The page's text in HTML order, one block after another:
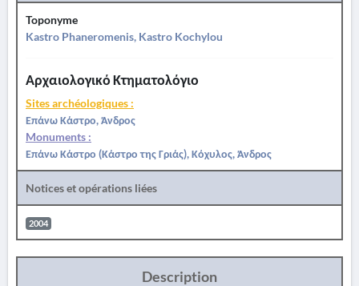
Toponyme
Kastro Phaneromenis, Kastro Kochylou
Αρχαιολογικό Κτηματολόγιο
Sites archéologiques :
Επάνω Κάστρο, Άνδρος
Monuments :
Επάνω Κάστρο (Κάστρο της Γριάς), Κόχυλος, Άνδρος
Notices et opérations liées
2004
Description